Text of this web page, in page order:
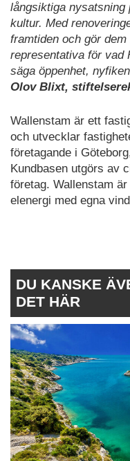
långsiktiga nysatsning
kultur. Med
framtiden och gör
representativa för vad
säga öppenhet,
Olov Blixt,
Wallenstam är ett
och utvecklar
företagande i
Kundbasen utgörs av
företag. Wallenstam
elenergi med egna
DU KANSKE
DET HÄR